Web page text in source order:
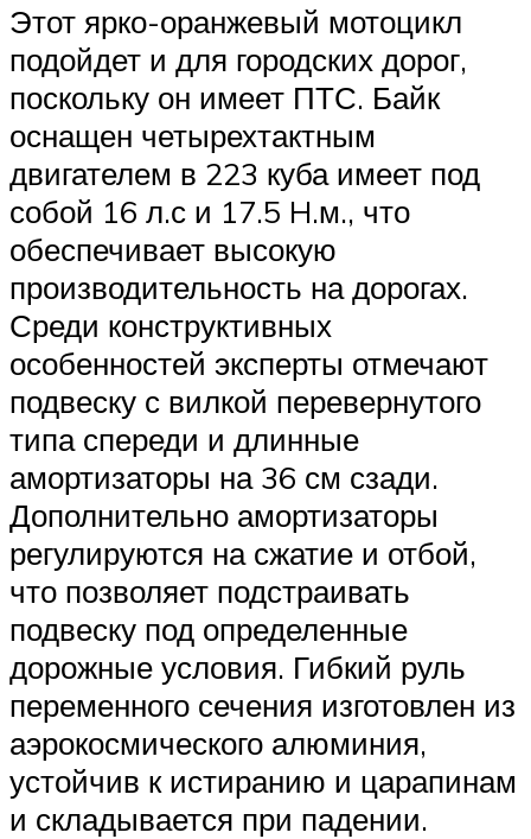
Этот ярко-оранжевый мотоцикл
подойдет и для городских дорог,
поскольку он имеет ПТС. Байк
оснащен четырехтактным
двигателем в 223 куба имеет под
собой 16 л.с и 17.5 H.м., что
обеспечивает высокую
производительность на дорогах.
Среди конструктивных
особенностей эксперты отмечают
подвеску с вилкой перевернутого
типа спереди и длинные
амортизаторы на 36 см сзади.
Дополнительно амортизаторы
регулируются на сжатие и отбой,
что позволяет подстраивать
подвеску под определенные
дорожные условия. Гибкий руль
переменного сечения изготовлен из
аэрокосмического алюминия,
устойчив к истиранию и царапинам
и складывается при падении.